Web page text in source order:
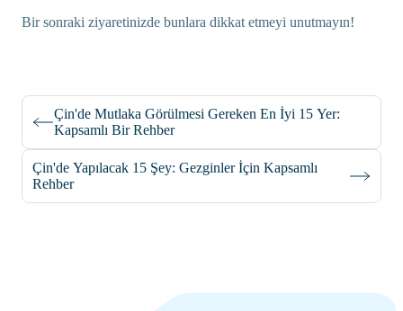
Bir sonraki ziyaretinizde bunlara dikkat etmeyi unutmayın!
Çin'de Mutlaka Görülmesi Gereken En İyi 15 Yer:
Kapsamlı Bir Rehber
Çin'de Yapılacak 15 Şey: Gezginler İçin Kapsamlı
Rehber